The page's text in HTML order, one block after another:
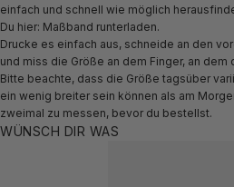
einfach und schnell wie möglich
Du hier: Maßband runterladen.
Drucke es einfach aus, schneide an den
und miss die Größe an dem Finger, an
Bitte beachte, dass die Größe tagsüber
ein wenig breiter sein können als am
zweimal zu messen, bevor du bestellst.
WÜNSCH DIR WAS